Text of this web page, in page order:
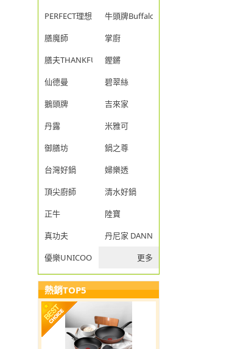
PERFECT理想
牛頭牌Buffalo
膳魔師
掌廚
膳夫THANKFUL
鏗鏘
仙德曼
碧翠絲
鵝頭牌
吉來家
丹露
米雅可
御膳坊
鍋之尊
台灣好鍋
婦樂透
頂尖廚師
清水好鍋
正牛
陸寶
真功夫
丹尼家 DANNY JIA
優樂UNICOOK
更多
熱銷TOP5